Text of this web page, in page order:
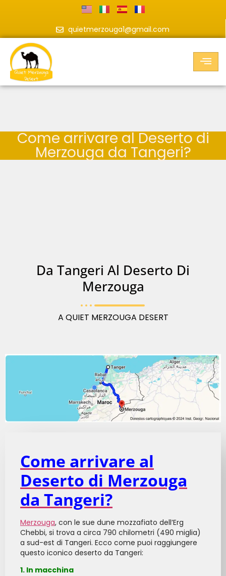
quietmerzouga1@gmail.com
Come arrivare al Deserto di
Merzouga da Tangeri?
Da Tangeri Al Deserto Di
Merzouga
A QUIET MERZOUGA DESERT
Come arrivare al
Deserto di Merzouga
da Tangeri?
Merzouga, con le sue dune mozzafiato dell’Erg
Chebbi, si trova a circa 790 chilometri (490 miglia)
a sud-est di Tangeri. Ecco come puoi raggiungere
questo iconico deserto da Tangeri:
1. In macchina